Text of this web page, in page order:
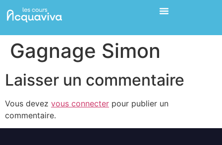
Gagnage Simon
Laisser un commentaire
Vous devez vous connecter pour publier un
commentaire.